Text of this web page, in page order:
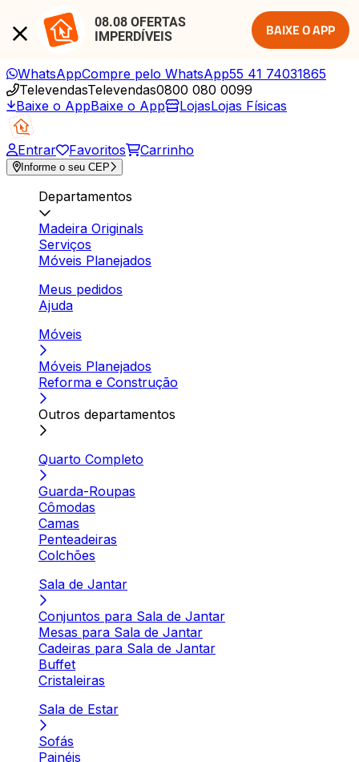
08.08 OFERTAS
IMPERDÍVEIS
BAIXE O APP
WhatsAppCompre pelo WhatsApp55 41 74031865
TelevendasTelevendas0800 080 0099
Baixe o AppBaixe o App LojasLojas Físicas
Entrar Favoritos Carrinho
Informe o seu CEP
Departamentos
Madeira Originals
Serviços
Móveis Planejados
Meus pedidos
Ajuda
Móveis
Móveis Planejados
Reforma e Construção
Outros departamentos
Quarto Completo
Guarda-Roupas
Cômodas
Camas
Penteadeiras
Colchões
Sala de Jantar
Conjuntos para Sala de Jantar
Mesas para Sala de Jantar
Cadeiras para Sala de Jantar
Buffet
Cristaleiras
Sala de Estar
Sofás
Painéis